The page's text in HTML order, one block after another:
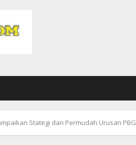
Stategi dan Permudah Urusan PBG